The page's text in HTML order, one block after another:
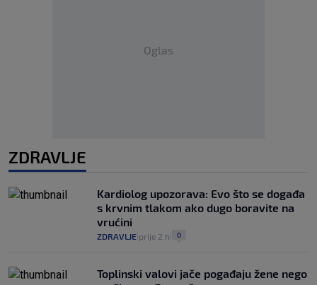
Oglas
ZDRAVLJE
Kardiolog upozorava: Evo što se događa
s krvnim tlakom ako dugo boravite na
vrućini
ZDRAVLJE prije 2 h 0
Toplinski valovi jače pogađaju žene nego